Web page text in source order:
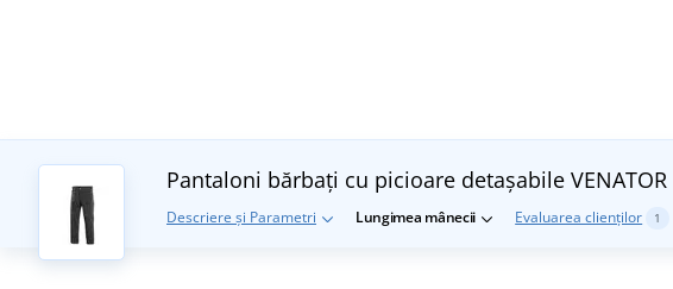
Pantaloni bărbați cu picioare detașabile VENATOR
Descriere și Parametri Lungimea mânecii Evaluarea clienților 1